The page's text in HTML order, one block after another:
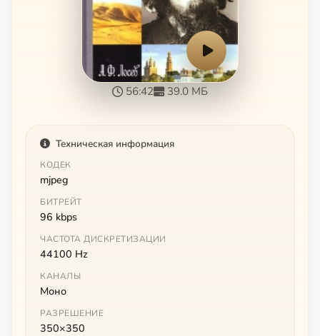
56:42 39.0 МБ
Техническая информация
КОДЕК
mjpeg
БИТРЕЙТ
96 kbps
ЧАСТОТА ДИСКРЕТИЗАЦИИ
44100 Hz
КАНАЛЫ
Моно
РАЗРЕШЕНИЕ
350×350